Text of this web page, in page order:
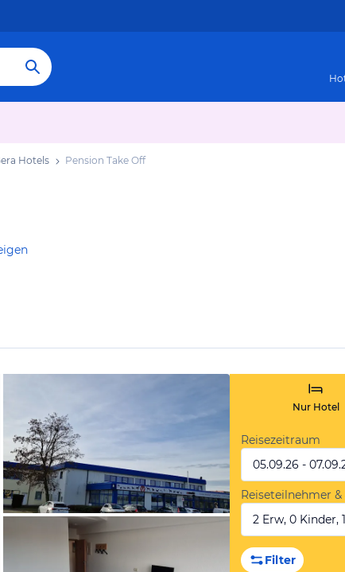
Hotels Pension Take Off
von Expedia
Nur Hotel
Reisezeitraum
05.09.26 -
Reiseteilnehmer
2 Erw, 0 Kinder,
Filter